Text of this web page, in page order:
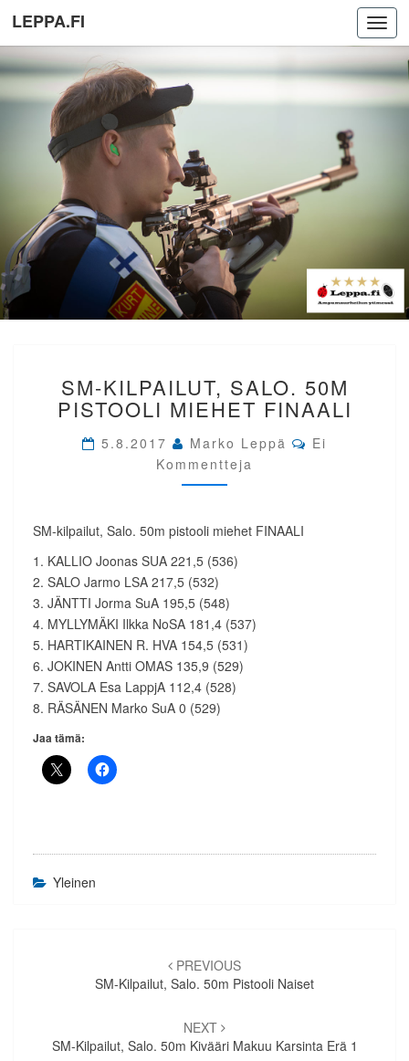
LEPPA.FI
KILPAILUT,
SALO.
50M
PISTOOLI
MIEHET
FINAALI
SM-KILPAILUT, SALO. 50M
PISTOOLI MIEHET FINAALI
5.8.2017 Marko Leppä Comments
Ei
Kommentteja
SM-kilpailut, Salo. 50m pistooli miehet FINAALI
1. KALLIO Joonas SUA 221,5 (536)
2. SALO Jarmo LSA 217,5 (532)
3. JÄNTTI Jorma SuA 195,5 (548)
4. MYLLYMÄKI Ilkka NoSA 181,4 (537)
5. HARTIKAINEN R. HVA 154,5 (531)
6. JOKINEN Antti OMAS 135,9 (529)
7. SAVOLA Esa LappjA 112,4 (528)
8. RÄSÄNEN Marko SuA 0 (529)
Jaa tämä:
Yleinen
PREVIOUS
SM-Kilpailut, Salo. 50m Pistooli Naiset
NEXT
SM-Kilpailut, Salo. 50m Kivääri Makuu Karsinta Erä 1